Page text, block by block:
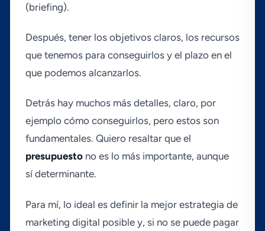
(briefing).
Después, tener los objetivos claros, los recursos
que tenemos para conseguirlos y el plazo en el
que podemos alcanzarlos.
Detrás hay muchos más detalles, claro, por
ejemplo cómo conseguirlos, pero estos son
fundamentales. Quiero resaltar que el
presupuestono es lo más importante, aunque
sí­ determinante.
Para mí­, lo ideal es definir la mejor estrategia de
marketing digital posible y, si no se puede pagar